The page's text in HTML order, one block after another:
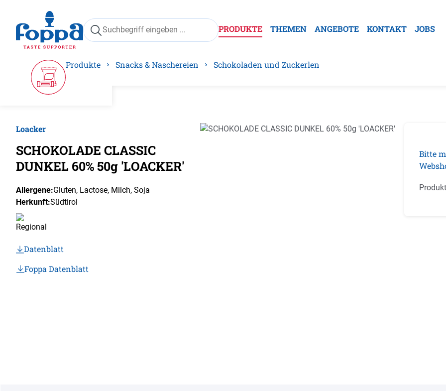
Zur Hauptnavigation springen
PRODUKTE THEMEN ANGEBOTE KONTAKT JOBS
Produkte Snacks & Naschereien Schokoladen und Zuckerlen
Loacker
SCHOKOLADE CLASSIC
DUNKEL 60% 50g 'LOACKER'
Allergene:Gluten, Lactose, Milch, Soja
Herkunft:Südtirol
Datenblatt
Foppa Datenblatt
Bildergalerie überspringen
Bitte